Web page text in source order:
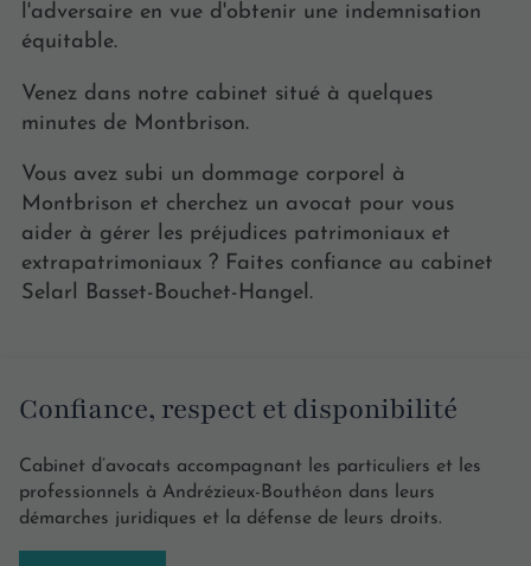
l'adversaire en vue d'obtenir une indemnisation
équitable.
Venez dans notre cabinet situé à quelques
minutes de Montbrison.
Vous avez subi un dommage corporel à
Montbrison et cherchez un avocat pour vous
aider à gérer les préjudices patrimoniaux et
extrapatrimoniaux ? Faites confiance au cabinet
Selarl Basset-Bouchet-Hangel.
Confiance, respect et disponibilité
Cabinet d’avocats accompagnant les particuliers et les
professionnels à Andrézieux-Bouthéon dans leurs
démarches juridiques et la défense de leurs droits.